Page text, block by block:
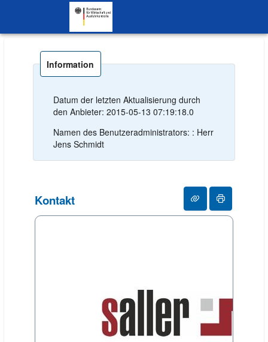
SKIP TO CONTENT.
Information
Datum der letzten Aktualisierung durch
den Anbieter: 2015-05-13 07:19:18.0
Namen des Benutzeradministrators: : Herr
Jens Schmidt
Kontakt